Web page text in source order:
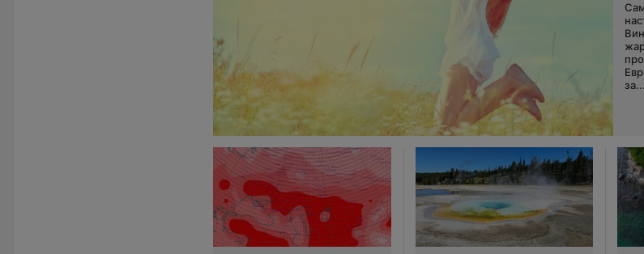
за...